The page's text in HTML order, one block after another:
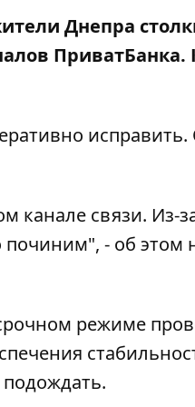
Днепра
ПриватБанка.
исправить.
канале связи. Из-
- об этом
режиме